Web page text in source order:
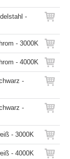
-
- 3000K
- 4000K
-
-
- 3000K
- 4000K